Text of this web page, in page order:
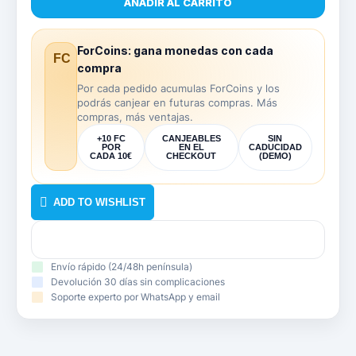
FC
ForCoins: gana monedas con cada
compra
Por cada pedido acumulas ForCoins y los
podrás canjear en futuras compras. Más
compras, más ventajas.
+10 FC
POR
CADA 10€
CANJEABLES
EN EL
CHECKOUT
SIN
CADUCIDAD
(DEMO)
ADD TO WISHLIST
Envío rápido (24/48h península)
Devolución 30 días sin complicaciones
Soporte experto por WhatsApp y email